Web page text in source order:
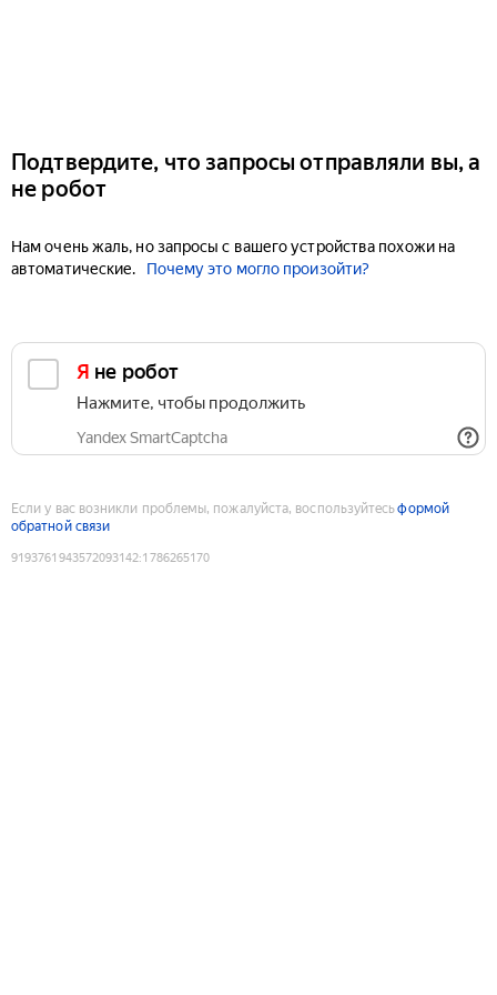
Подтвердите, что запросы отправляли вы, а
не робот
Нам очень жаль, но запросы с вашего устройства похожи на
автоматические.
Почему это могло произойти?
Я не робот
Нажмите, чтобы продолжить
Yandex SmartCaptcha
Если у вас возникли проблемы, пожалуйста, воспользуйтесьформой
обратной связи
9193761943572093142:1786265170